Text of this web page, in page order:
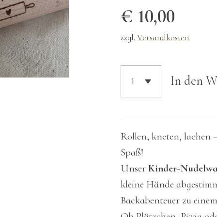
€ 10,00
zzgl. Versandkosten
In den
Rollen, kneten, lachen
Spaß!
Unser Kinder-
kleine Hände
Backabenteuer zu